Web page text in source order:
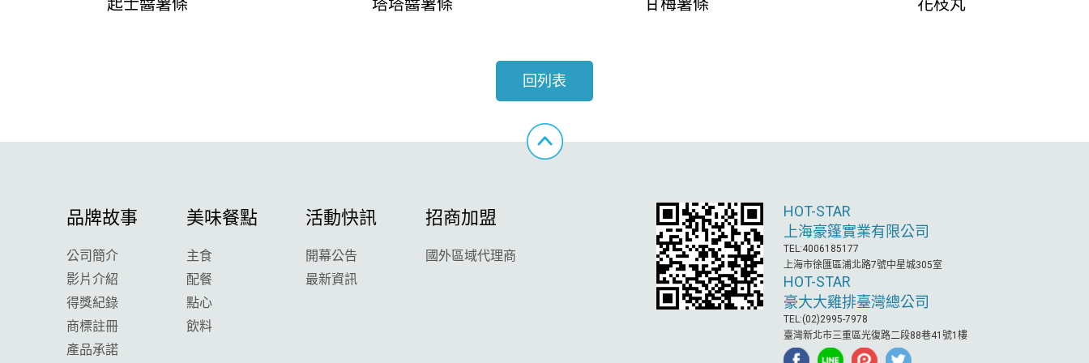
回列表
品牌故事
公司簡介
影片介紹
得獎紀錄
商標註冊
產品承諾
美味餐點
主食
配餐
點心
飲料
活動快訊
開幕公告
最新資訊
招商加盟
國外區域代理商
HOT-STAR
上海豪篷實業有限公司
TEL:4006185177
上海市徐匯區浦北路7號中星城305室
HOT-STAR
豪大大雞排臺灣總公司
TEL:(02)2995-7978
臺灣新北市三重區光復路二段88巷41號1樓